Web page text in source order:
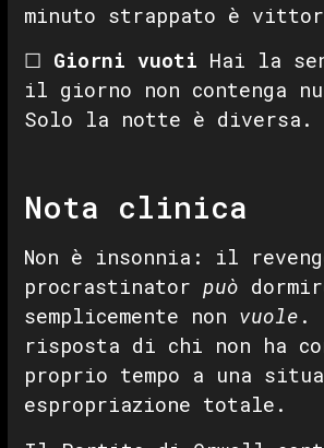
minuto strappato è
☐ Giorni vuoti Hai la
il giorno non contenga
Solo la notte è diversa.
Nota clinica
Non è insonnia: il
procrastinator può
semplicemente non vuole .
risposta di chi non ha
proprio tempo a una
espropriazione totale.